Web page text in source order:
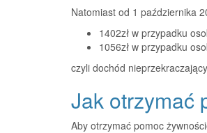
Natomiast od 1 października
1402zł w przypadku
1056zł w przypadku
czyli dochód
Jak otrzymać
Aby otrzymać pomoc